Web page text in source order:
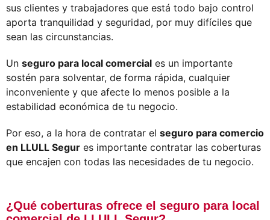
sus clientes y trabajadores que está todo bajo control
aporta tranquilidad y seguridad, por muy difíciles que
sean las circunstancias.
Un seguro para local comerciales un importante
sostén para solventar, de forma rápida, cualquier
inconveniente y que afecte lo menos posible a la
estabilidad económica de tu negocio.
Por eso, a la hora de contratar el seguro para comercio
en LLULL Segures importante contratar las coberturas
que encajen con todas las necesidades de tu negocio.
¿Qué coberturas ofrece el seguro para local